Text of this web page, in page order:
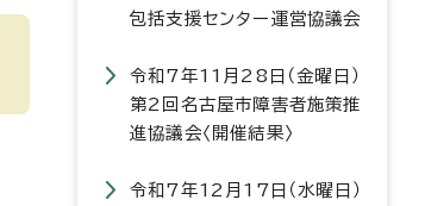
包括支援センター運営協議会
令和7年11月28日（金曜日）
第2回名古屋市障害者施策推
進協議会〈開催結果〉
令和7年12月17日（水曜日）